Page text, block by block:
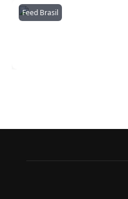
Feed BrasilAmazonianarede
1053